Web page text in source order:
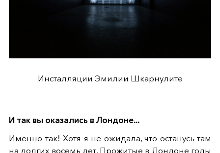
Инсталляции Эмилии Шкарнулите
И так вы оказались в Лондоне...
Именно так! Хотя я не ожидала, что останусь там
на долгих восемь лет. Прожитые в Лондоне годы